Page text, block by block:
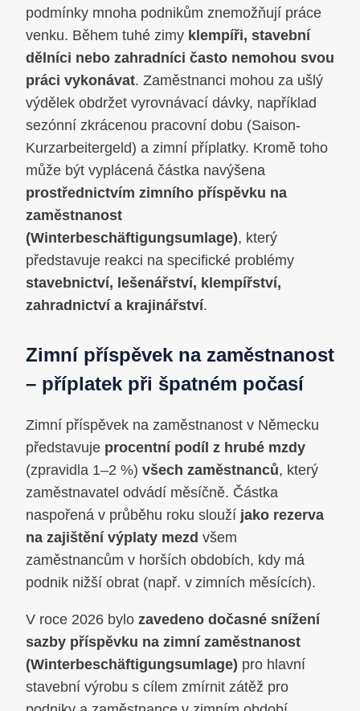
podmínky mnoha podnikům znemožňují práce
venku. Během tuhé zimy klempíři, stavební
dělníci nebo zahradníci často nemohou svou
práci vykonávat. Zaměstnanci mohou za ušlý
výdělek obdržet vyrovnávací dávky, například
sezónní zkrácenou pracovní dobu (Saison-
Kurzarbeitergeld) a zimní příplatky. Kromě toho
může být vyplácená částka navýšena
prostřednictvím zimního příspěvku na
zaměstnanost
(Winterbeschäftigungsumlage), který
představuje reakci na specifické problémy
stavebnictví, lešenářství, klempířství,
zahradnictví a krajinářství.
Zimní příspěvek na zaměstnanost
– příplatek při špatném počasí
Zimní příspěvek na zaměstnanost v Německu
představuje procentní podíl z hrubé mzdy
(zpravidla 1–2 %) všech zaměstnanců, který
zaměstnavatel odvádí měsíčně. Částka
naspořená v průběhu roku slouží jako rezerva
na zajištění výplaty mezd všem
zaměstnancům v horších obdobích, kdy má
podnik nižší obrat (např. v zimních měsících).
V roce 2026 bylo zavedeno dočasné snížení
sazby příspěvku na zimní zaměstnanost
(Winterbeschäftigungsumlage) pro hlavní
stavební výrobu s cílem zmírnit zátěž pro